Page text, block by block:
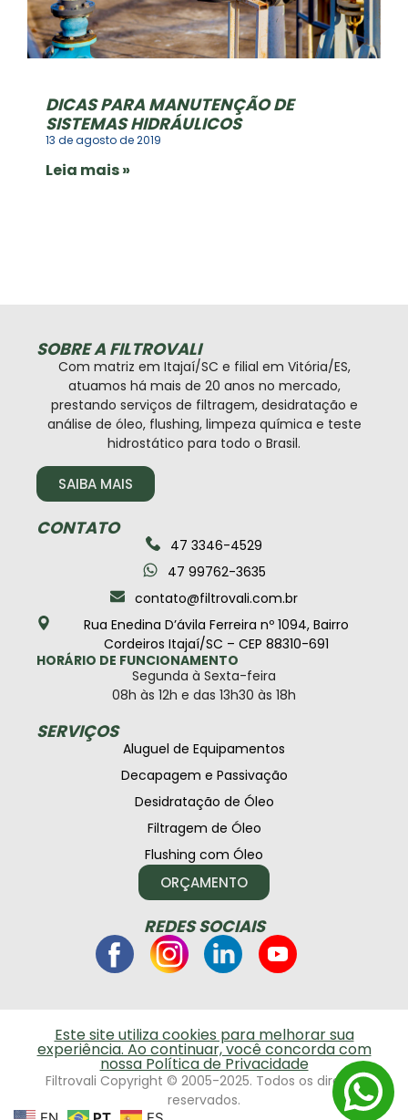
DICAS PARA MANUTENÇÃO DE
SISTEMAS HIDRÁULICOS
13 de agosto de 2019
Leia mais »
SOBRE A FILTROVALI
Com matriz em Itajaí/SC e filial em Vitória/ES,
atuamos há mais de 20 anos no mercado,
prestando serviços de filtragem, desidratação e
análise de óleo, flushing, limpeza química e teste
hidrostático para todo o Brasil.
SAIBA MAIS
CONTATO
47 3346-4529
47 99762-3635
contato@filtrovali.com.br
Rua Enedina D’ávila Ferreira nº 1094, Bairro
Cordeiros Itajaí/SC – CEP 88310-691
HORÁRIO DE FUNCIONAMENTO
Segunda à Sexta-feira
08h às 12h e das 13h30 às 18h
SERVIÇOS
Aluguel de Equipamentos
Decapagem e Passivação
Desidratação de Óleo
Filtragem de Óleo
Flushing com Óleo
ORÇAMENTO
REDES SOCIAIS
Este site utiliza cookies para melhorar sua
experiência. Ao continuar, você concorda com
nossa Política de Privacidade
Filtrovali Copyright © 2005-2025. Todos os direitos
reservados.